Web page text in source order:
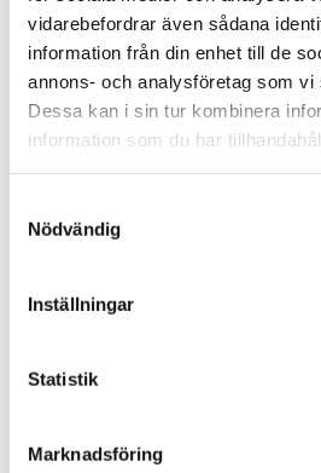
vidarebefordrar även sådana
information från din enhet till de
annons- och analysföretag som vi
Dessa kan i sin tur kombinera
information som du har
Nödvändig
Inställningar
Statistik
Marknadsföring
OMDÖMEN
Du
Bli den första att lämna ett